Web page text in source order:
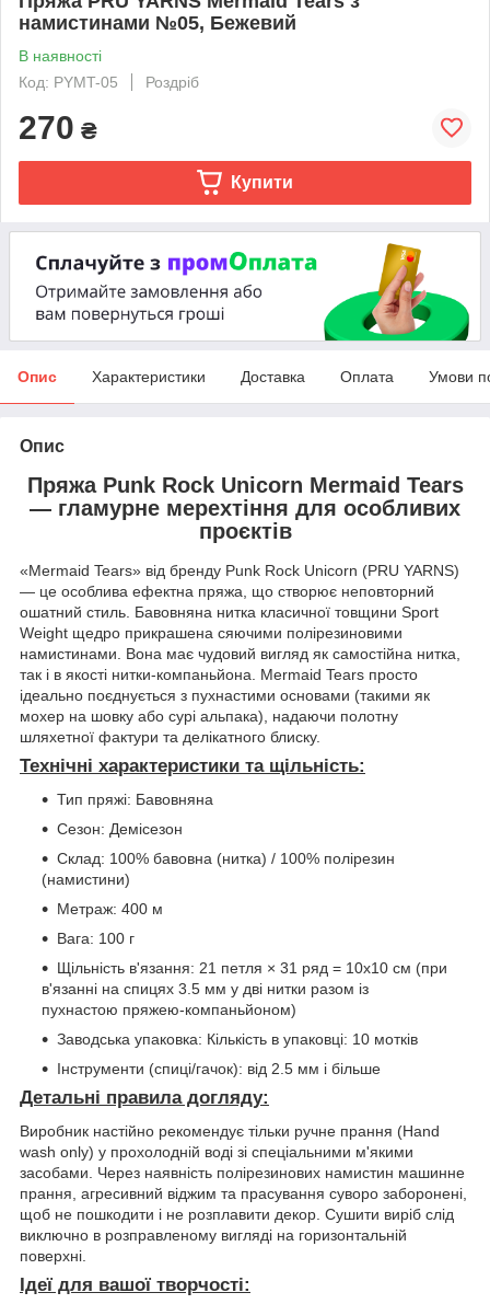
намистинами №05, Бежевий
В наявності
Код: PYMT-05
Роздріб
270 ₴
Купити
Опис Характеристики Доставка Оплата Умови
Опис
Пряжа Punk Rock Unicorn Mermaid Tears
— гламурне мерехтіння для особливих
проєктів
«Mermaid Tears» від бренду Punk Rock Unicorn (PRU YARNS)
— це особлива ефектна пряжа, що створює неповторний
ошатний стиль. Бавовняна нитка класичної товщини Sport
Weight щедро прикрашена сяючими полірезиновими
намистинами. Вона має чудовий вигляд як самостійна нитка,
так і в якості нитки-компаньйона. Mermaid Tears просто
ідеально поєднується з пухнастими основами (такими як
мохер на шовку або сурі альпака), надаючи полотну
шляхетної фактури та делікатного блиску.
Технічні характеристики та щільність:
Тип пряжі: Бавовняна
Сезон: Демісезон
Склад: 100% бавовна (нитка) / 100% полірезин
(намистини)
Метраж: 400 м
Вага: 100 г
Щільність в'язання: 21 петля × 31 ряд = 10х10 см (при
в'язанні на спицях 3.5 мм у дві нитки разом із
пухнастою пряжею-компаньйоном)
Заводська упаковка: Кількість в упаковці: 10 мотків
Інструменти (спиці/гачок): від 2.5 мм і більше
Детальні правила догляду:
Виробник настійно рекомендує тільки ручне прання (Hand
wash only) у прохолодній воді зі спеціальними м'якими
засобами. Через наявність полірезинових намистин машинне
прання, агресивний віджим та прасування суворо заборонені,
щоб не пошкодити і не розплавити декор. Сушити виріб слід
виключно в розправленому вигляді на горизонтальній
поверхні.
Ідеї для вашої творчості: